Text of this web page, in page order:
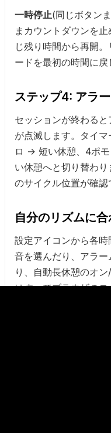
一時停止(同じボタン
まカウントダウンを
じ残り時間から再開。
ードを最初の時間に戻
ステップ4: アラ
セッションが終わる
が点滅します。タイ
ロ → 短い休憩、4ポ
い休憩へと切り替わ
のサイクル位置が確認
自分のリズムに
設定アイコンから各
音を選んだり、アラ
り、自動長休憩のオ
はすべてブラウザの